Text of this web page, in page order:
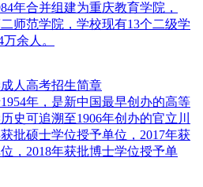
年合并组建为重庆教育学院，
师范学院，学校现有13个二级学
余人。
人高考招生简章
年，是新中国最早创办的高等
史可追溯至1906年创办的官立川
批硕士学位授予单位，2017年获
，2018年获批博士学位授予单